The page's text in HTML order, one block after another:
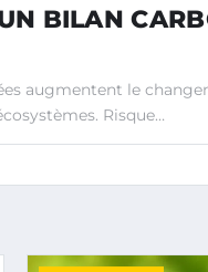
BILAN
augmentent le
Risque…